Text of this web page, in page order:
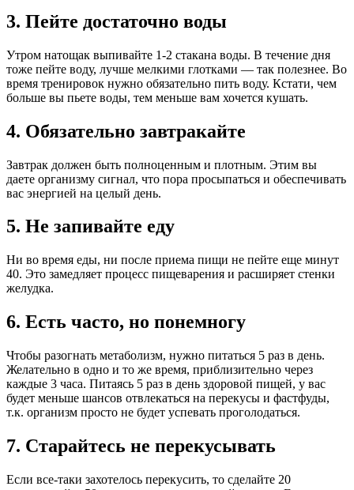
3. Пейте достаточно воды
Утром натощак выпивайте 1-2 стакана воды. В течение дня
тоже пейте воду, лучше мелкими глотками — так полезнее. Во
время тренировок нужно обязательно пить воду. Кстати, чем
больше вы пьете воды, тем меньше вам хочется кушать.
4. Обязательно завтракайте
Завтрак должен быть полноценным и плотным. Этим вы
даете организму сигнал, что пора просыпаться и обеспечивать
вас энергией на целый день.
5. Не запивайте еду
Ни во время еды, ни после приема пищи не пейте еще минут
40. Это замедляет процесс пищеварения и расширяет стенки
желудка.
6. Есть часто, но понемногу
Чтобы разогнать метаболизм, нужно питаться 5 раз в день.
Желательно в одно и то же время, приблизительно через
каждые 3 часа. Питаясь 5 раз в день здоровой пищей, у вас
будет меньше шансов отвлекаться на перекусы и фастфуды,
т.к. организм просто не будет успевать проголодаться.
7. Старайтесь не перекусывать
Если все-таки захотелось перекусить, то сделайте 20